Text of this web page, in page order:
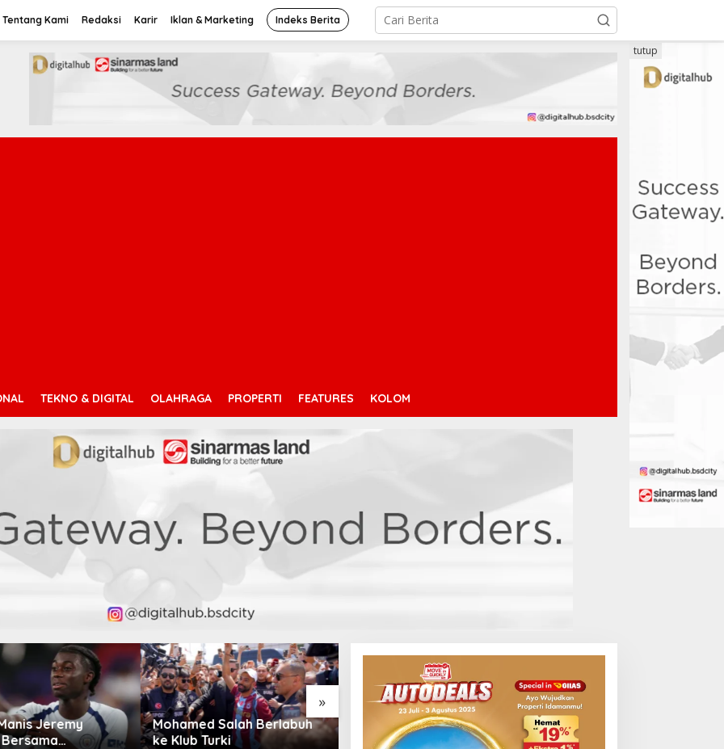
Tentang Kami Redaksi Karir Iklan & Marketing Indeks Berita
TEKNO & DIGITAL OLAHRAGA PROPERTI FEATURES KOLOM
tutup
»
Salah Berlabuh
Pendaftaran Istana Dibuka,
Warga Berebut Kuota
Suara Arab Michigan Ubah
Peta Politik AS
Atletico Madrid Incar
Cristian Romero